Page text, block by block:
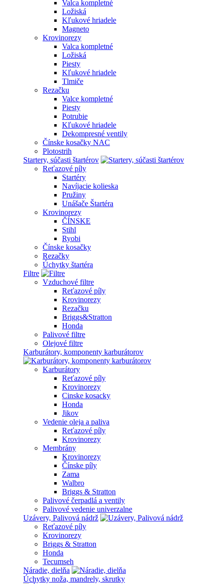
Valca kompletné
Ložiská
Kľukové hriadele
Magneto
Krovinorezy
Valca kompletné
Ložiská
Piesty
Kľukové hriadele
Tlmiče
Rezačku
Valce kompletné
Piesty
Potrubie
Kľukové hriadele
Dekompresné ventily
Čínske kosačky NAC
Plotostrih
Startery, súčasti štartérov
Reťazové píly
Startéry
Navíjacie kolieska
Pružiny
Unášače Štartéra
Krovinorezy
ČÍNSKE
Stihl
Ryobi
Čínske kosačky
Rezačky
Úchytky štartéra
Filtre
Vzduchové filtre
Reťazové píly
Krovinorezy
Rezačku
Briggs&Stratton
Honda
Palivové filtre
Olejové filtre
Karburátory, komponenty karburátorov
Karburátory
Reťazové píly
Krovinorezy
Cinske kosacky
Honda
Jikov
Vedenie oleja a paliva
Reťazové píly
Krovinorezy
Membrány
Krovinorezy
Čínske píly
Zama
Walbro
Briggs & Stratton
Palivové čerpadlá a ventily
Palivové vedenie univerzalne
Uzávery, Palivová nádrž
Reťazové píly
Krovinorezy
Briggs & Stratton
Honda
Tecumseh
Náradie, dielňa
Úchytky noža, mandrely, skrutky